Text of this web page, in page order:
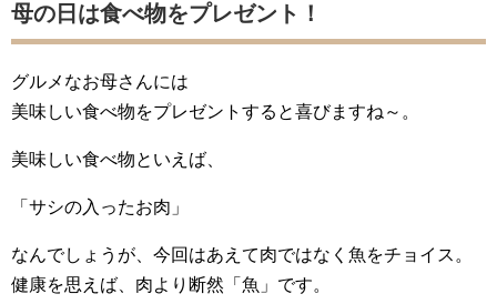
母の日は食べ物をプレゼント！
グルメなお母さんには
美味しい食べ物をプレゼントすると喜びますね～。
美味しい食べ物といえば、
「サシの入ったお肉」
なんでしょうが、今回はあえて肉ではなく魚をチョイス。
健康を思えば、肉より断然「魚」です。